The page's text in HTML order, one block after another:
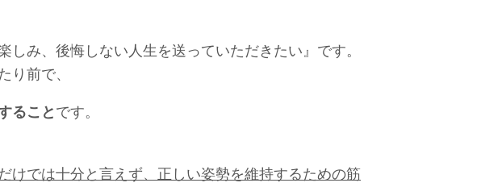
み、後悔しない人生を送っていただきたい』です。
り前で、
ることです。
けでは十分と言えず、正しい姿勢を維持するための筋